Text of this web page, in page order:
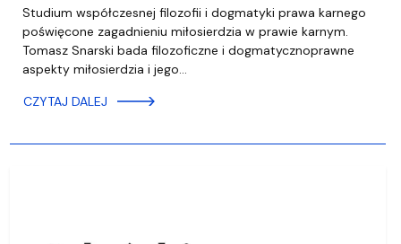
Studium współczesnej filozofii i dogmatyki prawa karnego
poświęcone zagadnieniu miłosierdzia w prawie karnym.
Tomasz Snarski bada filozoficzne i dogmatycznoprawne
aspekty miłosierdzia i jego…
CZYTAJ DALEJ